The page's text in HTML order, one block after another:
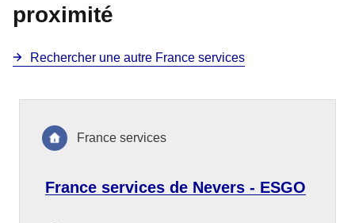
proximité
Rechercher une autre France services
France services de Nevers - ESGO
France services